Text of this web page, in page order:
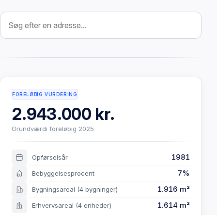
Søg efter ejendom
FORELØBIG VURDERING
2.943.000 kr.
Grundværdi foreløbig 2025
Opførselsår 1981
Bebyggelsesprocent 7%
Bygningsareal (4 bygninger) 1.916 m²
Erhvervsareal (4 enheder) 1.614 m²